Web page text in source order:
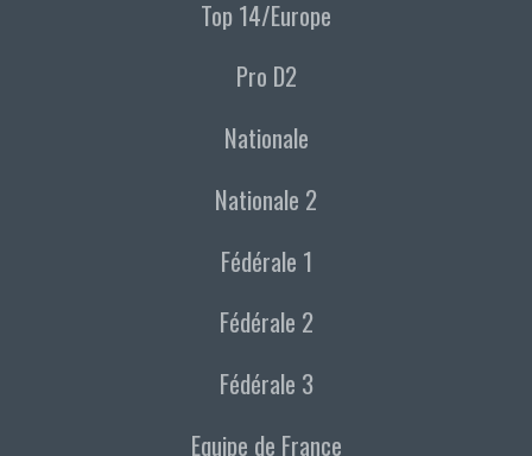
Top 14/Europe
Pro D2
Nationale
Nationale 2
Fédérale 1
Fédérale 2
Fédérale 3
Equipe de France